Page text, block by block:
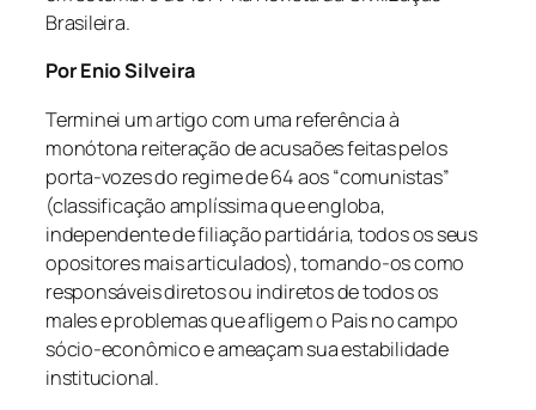
Brasileira.
Por Enio Silveira
Terminei um artigo com uma referência à
monótona reiteração de acusaões feitas pelos
porta-vozes do regime de 64 aos “comunistas”
(classificação amplíssima que engloba,
independente de filiação partidária, todos os seus
opositores mais articulados), tomando-os como
responsáveis diretos ou indiretos de todos os
males e problemas que afligem o Pais no campo
sócio-econômico e ameaçam sua estabilidade
institucional.